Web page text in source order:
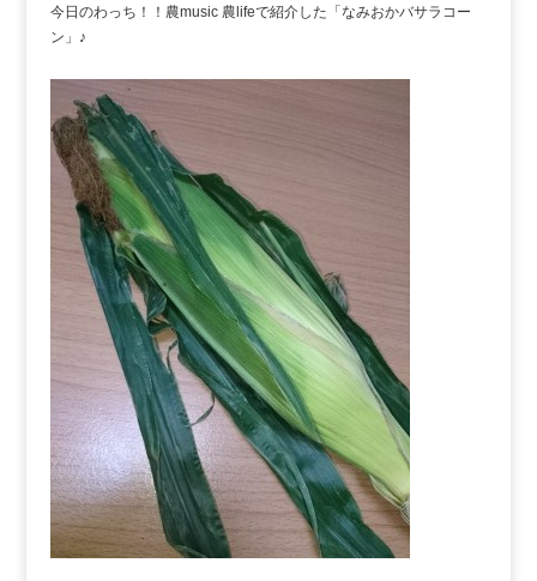
今日のわっち！！農music 農lifeで紹介した「なみおかバサラコー
ン」♪